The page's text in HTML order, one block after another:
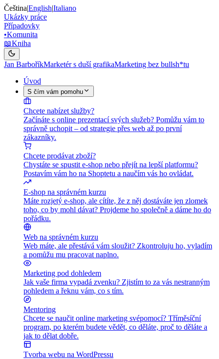
Čeština|English|Italiano
Ukázky práce
Případovky
•Komunita
📖Kniha
Jan BarboříkMarketér s duší grafikaMarketing bez bullsh*tu
Úvod
S čím vám pomohu
Chcete nabízet služby?
Začínáte s online prezentací svých služeb? Pomůžu vám to
správně uchopit – od strategie přes web až po první
zákazníky.
Chcete prodávat zboží?
Chystáte se spustit e-shop nebo přejít na lepší platformu?
Postavím vám ho na Shoptetu a naučím vás ho ovládat.
E-shop na správném kurzu
Máte rozjetý e-shop, ale cítíte, že z něj dostáváte jen zlomek
toho, co by mohl dávat? Projdeme ho společně a dáme ho do
pořádku.
Web na správném kurzu
Web máte, ale přestává vám sloužit? Zkontroluju ho, vyladím
a pomůžu mu pracovat naplno.
Marketing pod dohledem
Jak vaše firma vypadá zvenku? Zjistím to za vás nestranným
pohledem a řeknu vám, co s tím.
Mentoring
Chcete se naučit online marketing svépomocí? Tříměsíční
program, po kterém budete vědět, co děláte, proč to děláte a
jak to dělat dobře.
Tvorba webu na WordPressu